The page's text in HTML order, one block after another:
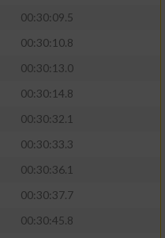
00:30:09.5
00:30:10.8
00:30:13.0
00:30:14.8
00:30:32.1
00:30:33.3
00:30:36.1
00:30:37.7
00:30:45.8